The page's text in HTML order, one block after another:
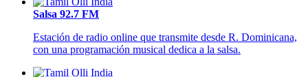
Salsa 92.7 FM
Estación de radio online que transmite desde R. Dominicana,
con una programación musical dedica a la salsa.